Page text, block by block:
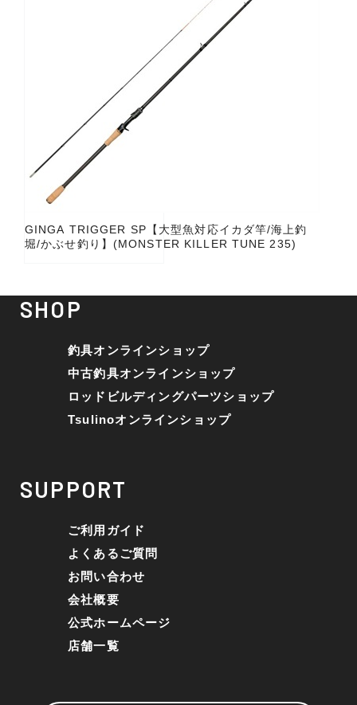
GINGA TRIGGER SP【大型魚対応イカダ竿/海上釣
堀/かぶせ釣り】(MONSTER KILLER TUNE 235)
SHOP
釣具オンラインショップ
中古釣具オンラインショップ
ロッドビルディングパーツショップ
Tsulinoオンラインショップ
SUPPORT
ご利用ガイド
よくあるご質問
お問い合わせ
会社概要
公式ホームページ
店舗一覧